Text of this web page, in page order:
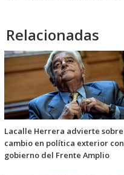
Relacionadas
Lacalle Herrera advierte sobre
cambio en política exterior con
gobierno del Frente Amplio